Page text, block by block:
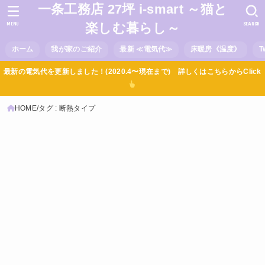
一条工務店 27坪 i-smart ～猫と
楽しむ暮らし～
ホーム 我が家のご紹介 最新 ≪電気代≫ 床暖房《温度》
SEARCH
MENU
最新の電気代を更新しました！(2020.4〜現在まで) 詳しくはこちらからClick
HOME タグ : 断熱タイプ